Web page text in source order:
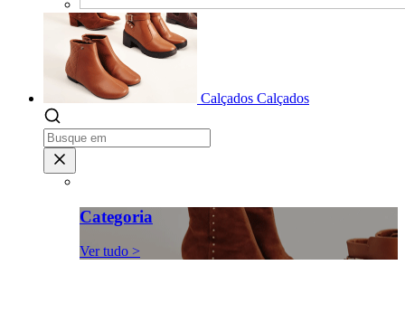
Calçados Calçados
Categoria
Ver tudo >